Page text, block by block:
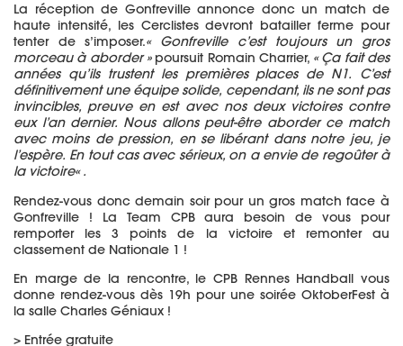
La réception de Gonfreville annonce donc un match de
haute intensité, les Cerclistesdevront batailler ferme pour
tenter de s’imposer.« Gonfrevillec’est toujours un gros
morceau à aborder »poursuit Romain Charrier, « Ça fait des
années qu’ils trustent les premières places de N1. C’est
définitivement une équipe solide, cependant, ils ne sont pas
invincibles, preuve en est avec nos deux victoires contre
eux l’an dernier. Nous allons peut-être aborder ce match
avec moins de pression, en se libérant dans notre jeu, je
l’espère. En tout cas avec sérieux, on a envie de regoûter à
la victoire« .
Rendez-vous donc demain soir pour un gros match face à
Gonfreville ! La Team CPBaura besoin de vous pour
remporter les 3 points de la victoireet remonter au
classement de Nationale 1 !
En marge de la rencontre, le CPB Rennes Handball vous
donne rendez-vous dès 19h pour une soirée OktoberFest à
la salle Charles Géniaux !
> Entrée gratuite